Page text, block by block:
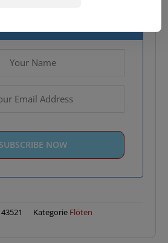
43521 Kategorie Flöten